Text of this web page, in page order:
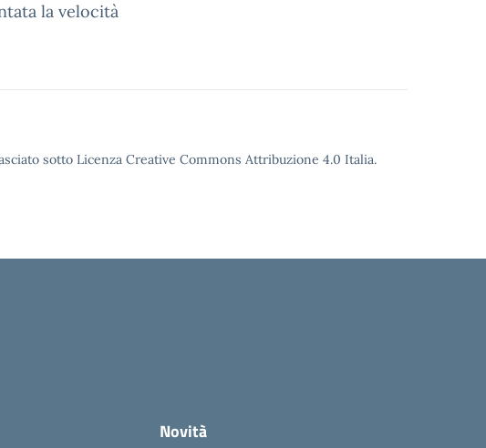
la velocità
sotto Licenza Creative Commons Attribuzione 4.0 Italia.
Novità